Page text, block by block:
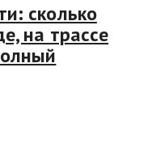
сколько
на трассе